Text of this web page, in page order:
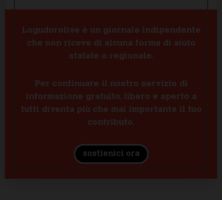
Logudorolive è un giornale indipendente
che non riceve di alcuna forma di aiuto
statale o regionale.
Per continuare il nostro servizio di
informazione gratuito, libero e aperto a
tutti diventa più che mai importante il tuo
contributo.
sostienici ora